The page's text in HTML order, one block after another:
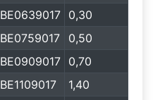
BE0639017
0,30
BE0759017
0,50
BE0909017
0,70
BE1109017
1,40